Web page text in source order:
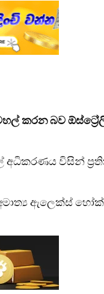
කරන බව
අධිකරණය විසින්
ඇලෙක්ස් හෝක්